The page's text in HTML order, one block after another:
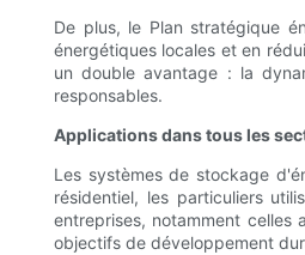
De plus, le Plan stratégique
énergétiques locales et en
un double avantage : la
responsables.
Applications dans tous les
Les systèmes de stockage
résidentiel, les particuliers
entreprises, notamment
objectifs de développement